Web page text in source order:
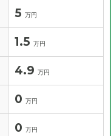
5 万円
1.5 万円
4.9 万円
0 万円
0 万円